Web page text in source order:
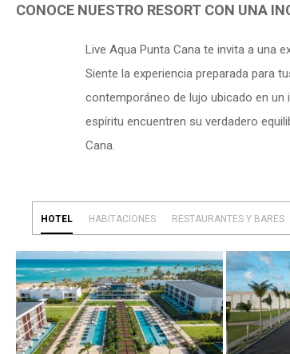
CONOCE NUESTRO RESORT CON UNA
Live Aqua Punta Cana te invita a una
Siente la experiencia preparada para
contemporáneo de lujo ubicado en
espíritu encuentren su verdadero
Cana.
HOTEL 27 ITEMS
SELECCIONADO
HABITACIONES 54 ITEMS
SELECCIONADO
RESTAURANTES Y BARES